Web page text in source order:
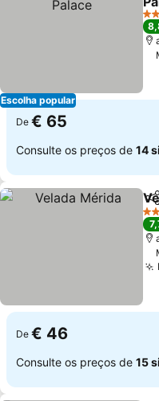
Escolha popular
5
De € 65
Consulte os preços de 14
4
De € 46
Consulte os preços de 15